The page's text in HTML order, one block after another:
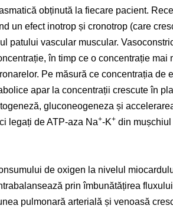
obținută la fiecare pacient.
un efect inotrop și cronotrop (care
patului vascular muscular.
în timp ce o concentrație
Pe măsură ce concentrația
apar la concentrații crescute în
gluconeogeneza și
legați de ATP-aza Na+-K+ din
de oxigen la nivelul
prin îmbunătățirea
pulmonară arterială și venoasă